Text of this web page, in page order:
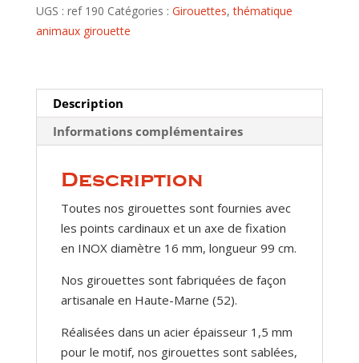
Griffon
vendéen
UGS : ref 190 Catégories : Girouettes,thématique
animaux girouette
Description
Informations complémentaires
Description
Toutes nos girouettes sont fournies avec
les points cardinaux et un axe de fixation
en INOX diamètre 16 mm, longueur 99 cm.
Nos girouettes sont fabriquées de façon
artisanale en Haute-Marne (52).
Réalisées dans un acier épaisseur 1,5 mm
pour le motif, nos girouettes sont sablées,